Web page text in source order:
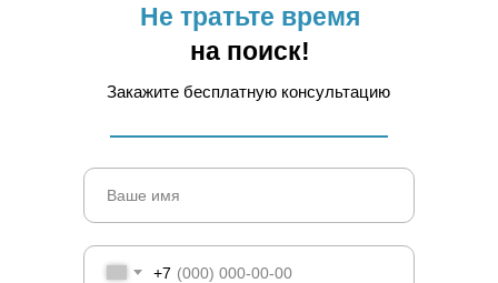
Закажите бесплатную консультацию
Не тратьте время
на поиск!
+7